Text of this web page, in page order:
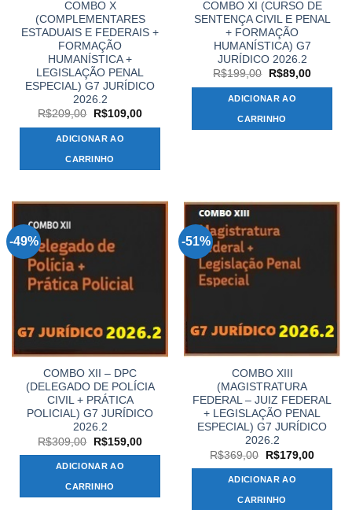
COMBO X
(COMPLEMENTARES
ESTADUAIS E FEDERAIS +
FORMAÇÃO
HUMANÍSTICA +
LEGISLAÇÃO PENAL
ESPECIAL) G7 JURÍDICO
2026.2
R$209,00
O
original
era:
R$209,00.
R$109,00O
ADICIONAR AO
CARRINHO
COMBO XI (CURSO DE
SENTENÇA CIVIL E PENAL
+ FORMAÇÃO
HUMANÍSTICA) G7
JURÍDICO 2026.2
R$199,00
O
original
era:
R$199,00.
R$89,00O
ADICIONAR AO
CARRINHO
-49%
COMBO XII – DPC
(DELEGADO DE POLÍCIA
CIVIL + PRÁTICA
POLICIAL) G7 JURÍDICO
2026.2
R$309,00
O
original
era:
R$309,00.
R$159,00O
ADICIONAR AO
CARRINHO
-51%
COMBO XIII
(MAGISTRATURA
FEDERAL – JUIZ FEDERAL
+ LEGISLAÇÃO PENAL
ESPECIAL) G7 JURÍDICO
2026.2
R$369,00
O
original
era:
R$369,00.
R$179,00O
ADICIONAR AO
CARRINHO